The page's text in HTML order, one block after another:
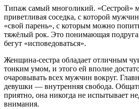
Типаж самый многоликий. «Сестрой»
приветливая соседка, с которой
«свой парень», с которым можно
тяжёлый рок. Это понимающая
бегут «исповедоваться».
Женщина-сестра обладает отличным
тонким умом, и этого ей вполне
очаровывать всех мужчин вокруг.
девушки — внутренняя свобода.
приятно, она никогда не испытывает
внимания.